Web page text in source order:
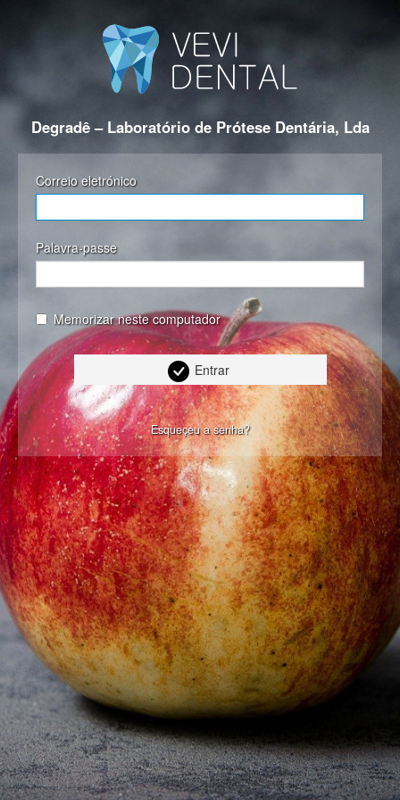
Degradê – Laboratório de Prótese Dentária, Lda
Correio eletrónico
Palavra-passe
Memorizar neste computador
Entrar
Esqueçeu a senha?